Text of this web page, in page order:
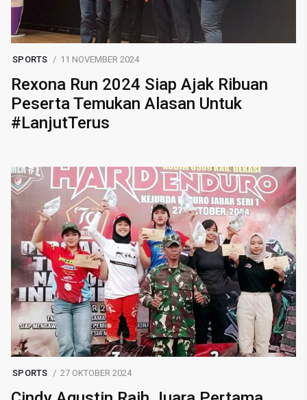
SPORTS 11 NOVEMBER 2024
Rexona Run 2024 Siap Ajak Ribuan
Peserta Temukan Alasan Untuk
#LanjutTerus
SPORTS 27 OKTOBER 2024